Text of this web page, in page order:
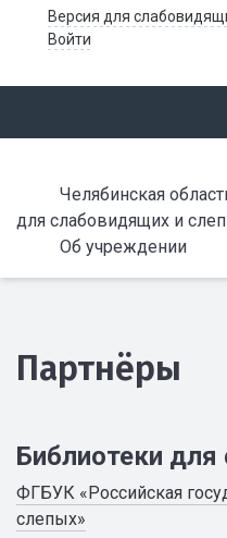
Версия для
Войти
Челябинская
для слабовидящих и
Об учреждении
Партнёры
Библиотеки
ФГБУК «Российская
слепых»